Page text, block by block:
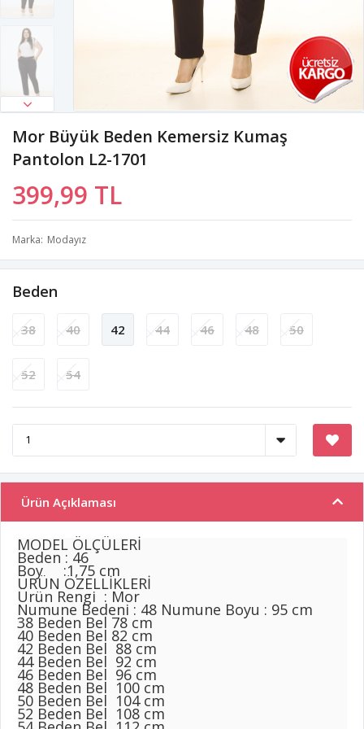
Mor Büyük Beden Kemersiz Kumaş
Pantolon L2-1701
399,99 TL
Marka Modayız
Beden
38 40 42 44 46 48 50
52 54
Ürün Açıklaması
MODEL ÖLÇÜLERİ
Beden : 46
Boy :1,75 cm
ÜRÜN ÖZELLİKLERİ
Ürün Rengi : Mor
Numune Bedeni : 48 Numune Boyu : 95 cm
38 Beden Bel 78 cm
40 Beden Bel 82 cm
42 Beden Bel 88 cm
44 Beden Bel 92 cm
46 Beden Bel 96 cm
48 Beden Bel 100 cm
50 Beden Bel 104 cm
52 Beden Bel 108 cm